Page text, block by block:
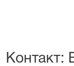
Контакт: